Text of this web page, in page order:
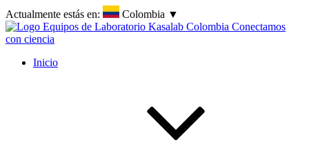
Actualmente estás en: Colombia ▼
Inicio